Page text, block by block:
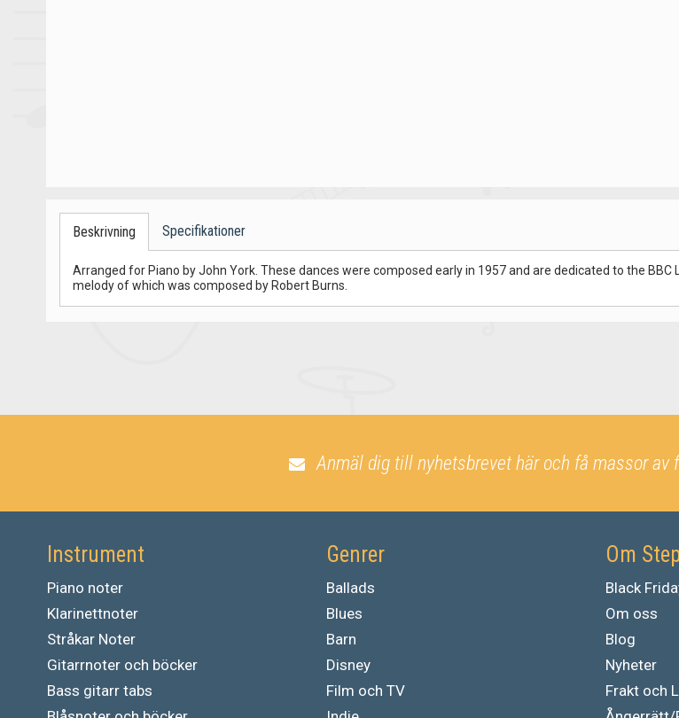
Beskrivning Specifikationer
Arranged for Piano by John York. These dances were composed early in 1957 and are dedicated to the
melody of which was composed by Robert Burns.
Anmäl dig till nyhetsbrevet här och få massor av
Instrument
Piano noter
Klarinettnoter
Stråkar Noter
Gitarrnoter och böcker
Bass gitarr tabs
Genrer
Ballads
Blues
Barn
Disney
Film och TV
Om
Black
Om oss
Blog
Nyheter
Frakt och